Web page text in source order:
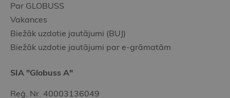
Par GLOBUSS
Vakances
Biežāk uzdotie jautājumi (BUJ)
Biežāk uzdotie jautājumi par e-grāmatām
SIA "Globuss A"
Reģ. Nr. 40003136049